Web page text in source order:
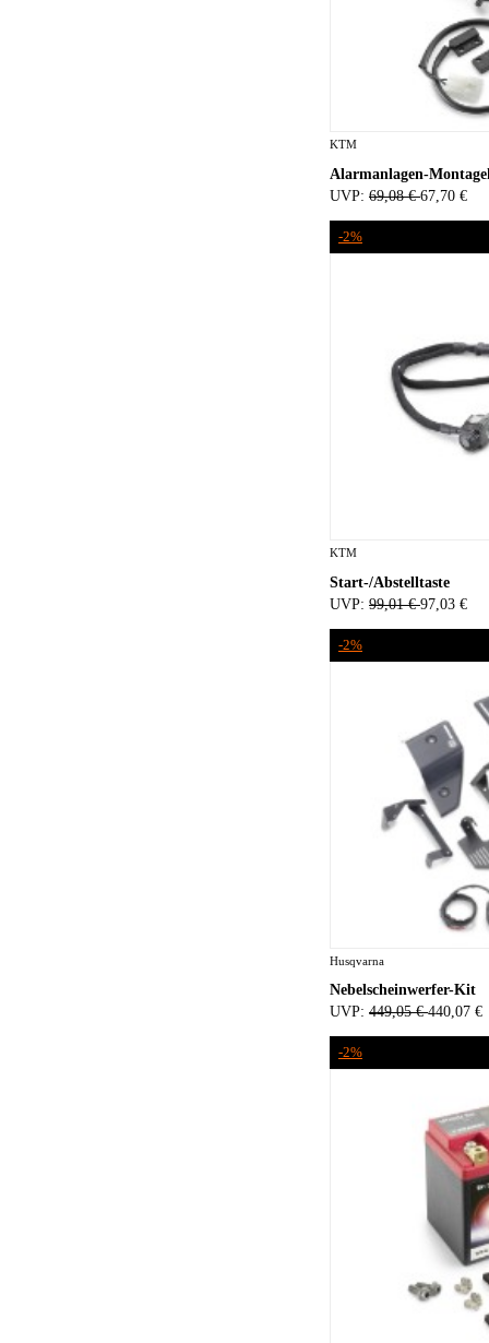
KTM
Alarmanlagen-
UVP: 69,08 € 67,70 €
-2%
KTM
Start-/Abstelltaste
UVP: 99,01 € 97,03 €
-2%
Husqvarna
Nebelscheinwerfer-Kit
UVP: 449,05 € 440,07 €
-2%